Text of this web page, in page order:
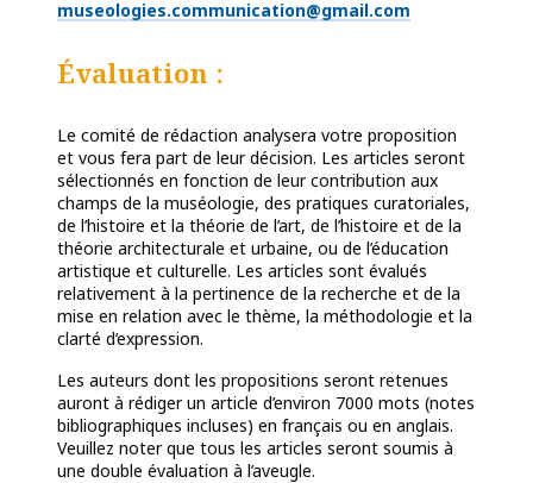
museologies.communication@gmail.com
Évaluation :
Le comité de rédaction analysera votre proposition
et vous fera part de leur décision. Les articles seront
sélectionnés en fonction de leur contribution aux
champs de la muséologie, des pratiques curatoriales,
de l’histoire et la théorie de l’art, de l’histoire et de la
théorie architecturale et urbaine, ou de l’éducation
artistique et culturelle. Les articles sont évalués
relativement à la pertinence de la recherche et de la
mise en relation avec le thème, la méthodologie et la
clarté d’expression.
Les auteurs dont les propositions seront retenues
auront à rédiger un article d’environ 7000 mots (notes
bibliographiques incluses) en français ou en anglais.
Veuillez noter que tous les articles seront soumis à
une double évaluation à l’aveugle.